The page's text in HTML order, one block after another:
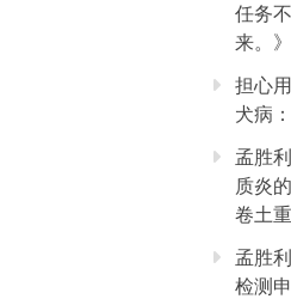
任务
来。 》
担心
犬病
孟胜
质炎
卷土重
孟胜
检测